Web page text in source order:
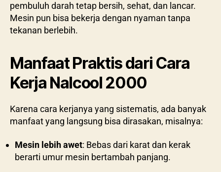
pembuluh darah tetap bersih, sehat, dan lancar.
Mesin pun bisa bekerja dengan nyaman tanpa
tekanan berlebih.
Manfaat Praktis dari Cara
Kerja Nalcool 2000
Karena cara kerjanya yang sistematis, ada banyak
manfaat yang langsung bisa dirasakan, misalnya:
Mesin lebih awet: Bebas dari karat dan kerak
berarti umur mesin bertambah panjang.